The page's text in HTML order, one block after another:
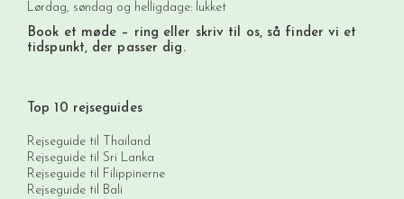
Lørdag, søndag og helligdage: lukket
Book et møde – ring eller skriv til os, så finder vi et
tidspunkt, der passer dig.
Top 10 rejseguides
Rejseguide til Thailand
Rejseguide til Sri Lanka
Rejseguide til Filippinerne
Rejseguide til Bali